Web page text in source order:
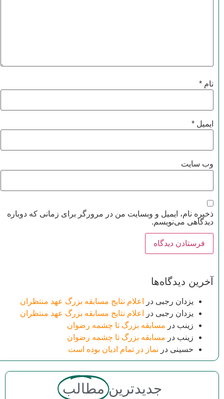
نام*
ایمیل *
وب‌ سایت
ذخیره نام، ایمیل و وبسایت من در مرورگر برای زمانی که دوباره
دیدگاهی می‌نویسم.
آخرین دیدگاه‌ها
یزدان رجبیدراعلام نتایج مسابقه بزرگ عهد منتظران
یزدان رجبیدراعلام نتایج مسابقه بزرگ عهد منتظران
زینبدرمسابقه بزرگ تا چشمه رضوان
زینبدرمسابقه بزرگ تا چشمه رضوان
حسینیدرنماز در تمام ادیان بوده است
جدیدترین مطالب